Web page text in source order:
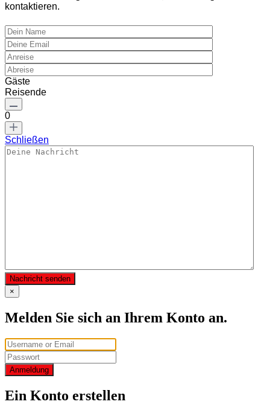
kontaktieren.
Gäste
Reisende
0
Schließen
Nachricht senden
×
Melden Sie sich an Ihrem Konto an.
Anmeldung
Ein Konto erstellen